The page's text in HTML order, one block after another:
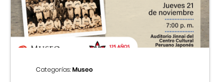
Centro Cultural Peruano Japonés
Cursos
Museo de la Inmigración Japonesa
Categorías:Museo